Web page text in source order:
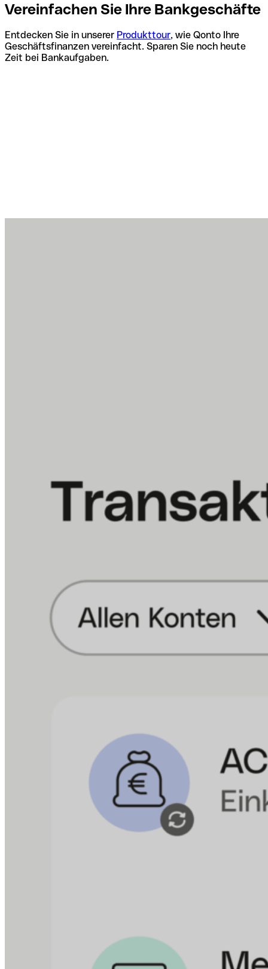
Vereinfachen Sie Ihre Bankgeschäfte
Entdecken Sie in unserer Produkttour, wie Qonto Ihre
Geschäftsfinanzen vereinfacht. Sparen Sie noch heute
Zeit bei Bankaufgaben.